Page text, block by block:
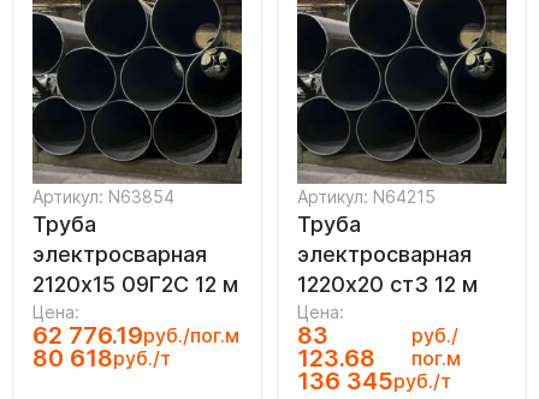
Артикул: N63854
Труба
электросварная
2120х15 09Г2С 12 м
Цена:
62 776.19руб./пог.м
80 618руб./т
Артикул: N64215
Труба
электросварная
1220х20 ст3 12 м
Цена:
83
123.68
руб./
пог.м
136 345руб./т